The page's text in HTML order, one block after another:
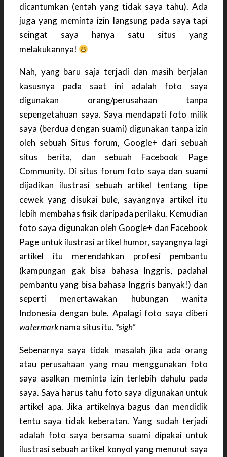
dicantumkan (entah yang tidak saya tahu). Ada
juga yang meminta izin langsung pada saya tapi
seingat saya hanya satu situs yang
melakukannya!
Nah, yang baru saja terjadi dan masih berjalan
kasusnya pada saat ini adalah foto saya
digunakan orang/perusahaan tanpa
sepengetahuan saya. Saya mendapati foto milik
saya (berdua dengan suami) digunakan tanpa izin
oleh sebuah Situs forum, Google+ dari sebuah
situs berita, dan sebuah Facebook Page
Community. Di situs forum foto saya dan suami
dijadikan ilustrasi sebuah artikel tentang tipe
cewek yang disukai bule, sayangnya artikel itu
lebih membahas fisik daripada perilaku. Kemudian
foto saya digunakan oleh Google+ dan Facebook
Page untuk ilustrasi artikel humor, sayangnya lagi
artikel itu merendahkan profesi pembantu
(kampungan gak bisa bahasa Inggris, padahal
pembantu yang bisa bahasa Inggris banyak!) dan
seperti menertawakan hubungan wanita
Indonesia dengan bule. Apalagi foto saya diberi
watermarknama situs itu. *sigh*
Sebenarnya saya tidak masalah jika ada orang
atau perusahaan yang mau menggunakan foto
saya asalkan meminta izin terlebih dahulu pada
saya. Saya harus tahu foto saya digunakan untuk
artikel apa. Jika artikelnya bagus dan mendidik
tentu saya tidak keberatan. Yang sudah terjadi
adalah foto saya bersama suami dipakai untuk
ilustrasi sebuah artikel konyol yang menurut saya